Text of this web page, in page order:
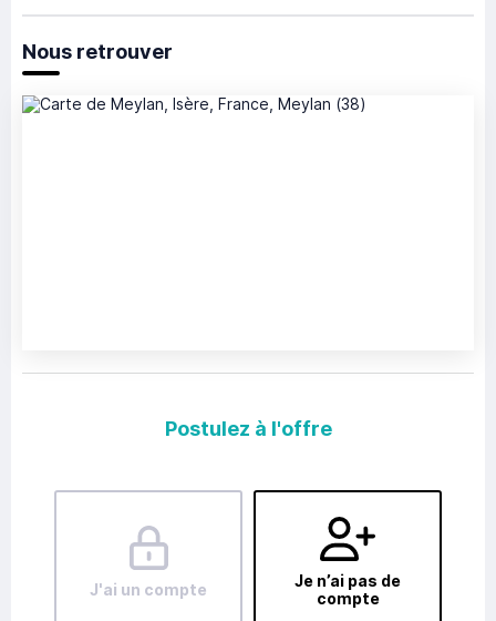
Nous retrouver
Postulez à l'offre
J'ai un compte
Je n’ai pas de
compte